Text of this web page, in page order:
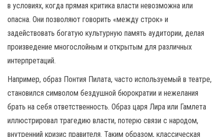
в условиях, когда прямая критика власти невозможна или
опасна. Они позволяют говорить «между строк» и
задействовать богатую культурную память аудитории, делая
произведение многослойным и открытым для различных
интерпретаций.
Например, образ Понтия Пилата, часто используемый в театре,
становился символом бездушной бюрократии и нежелания
брать на себя ответственность. Образ царя Лира или Гамлета
иллюстрировал трагедию власти, потерю связи с народом,
внутренний кризис правителя. Таким образом, классическая